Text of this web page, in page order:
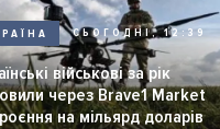
СЬОГОДНІ, 12:39
військові за рік
через Brave1 Market
на мільярд доларів